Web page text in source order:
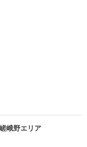
峨野エリア